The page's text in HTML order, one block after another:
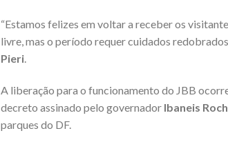
“Estamos felizes em voltar a receber os
livre, mas o período requer cuidados
Pieri.
A liberação para o funcionamento do JBB
decreto assinado pelo governador Ibaneis
parques do DF.